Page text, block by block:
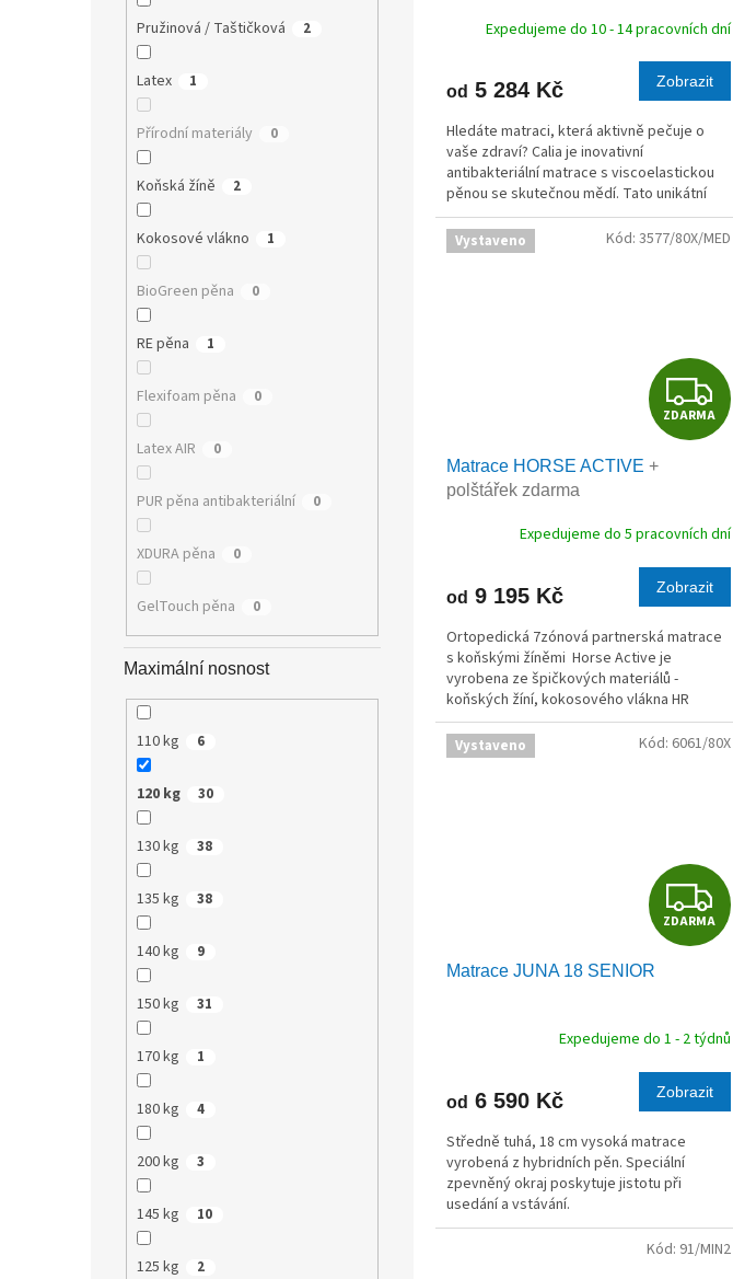
Pružinová / Taštičková 2
Latex 1
Přírodní materiály 0
Koňská žíně 2
Kokosové vlákno 1
BioGreen pěna 0
RE pěna 1
Flexifoam pěna 0
Latex AIR 0
PUR pěna antibakteriální 0
XDURA pěna 0
GelTouch pěna 0
Maximální nosnost
110 kg 6
120 kg 30
130 kg 38
135 kg 38
140 kg 9
150 kg 31
170 kg 1
180 kg 4
200 kg 3
145 kg 10
125 kg 2
R
M
A
Expedujeme do 10 - 14 pracovních dní
od 5 284 Kč Zobrazit
Hledáte matraci, která aktivně pečuje o
vaše zdraví? Calia je inovativní
antibakteriální matrace s viscoelastickou
pěnou se skutečnou mědí. Tato unikátní
technologie ničí až 99,9 % bakterií,
podporuje krevní...
Vystaveno
Z
D
R
M
A
ZDARMA
Matrace HORSE ACTIVE +
polštářek zdarma
Expedujeme do 5 pracovních dní
od 9 195 Kč Zobrazit
Ortopedická 7zónová partnerská matrace
s koňskými žíněmi Horse Active je
vyrobena ze špičkových materiálů -
koňských žíní, kokosového vlákna HR
studené pěny a PUR pěny.
Kód: 3577/80X/MED
Vystaveno
Z
D
R
M
A
ZDARMA
Matrace JUNA 18 SENIOR
Expedujeme do 1 - 2 týdnů
od 6 590 Kč Zobrazit
Středně tuhá, 18 cm vysoká matrace
vyrobená z hybridních pěn. Speciální
zpevněný okraj poskytuje jistotu při
usedání a vstávání.
Kód: 6061/80X
Kód: 91/MIN2